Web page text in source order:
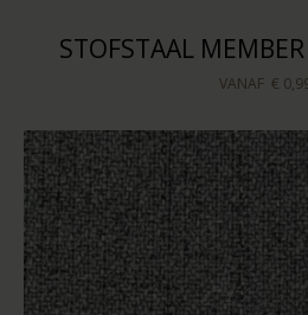
STOFSTAAL
VANAF €